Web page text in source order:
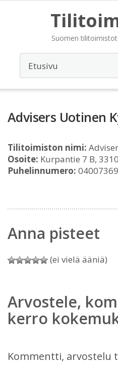
Suomen
Advisers Uotinen
Tilitoimiston nimi:
Osoite: Kurpantie 7 B,
Puhelinnumero:
Anna pisteet
(ei vielä ääniä)
Arvostele,
kerro
Kommentti, arvostelu